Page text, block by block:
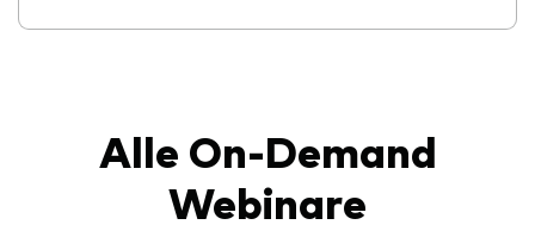
Alle On-Demand
Webinare